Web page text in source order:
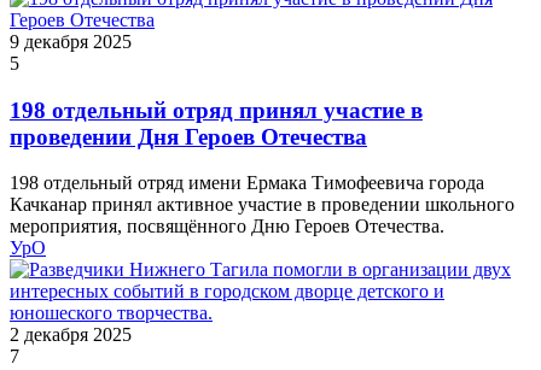
9 декабря 2025
5
198 отдельный отряд принял участие в
проведении Дня Героев Отечества
198 отдельный отряд имени Ермака Тимофеевича города
Качканар принял активное участие в проведении школьного
мероприятия, посвящённого Дню Героев Отечества.
УрО
2 декабря 2025
7